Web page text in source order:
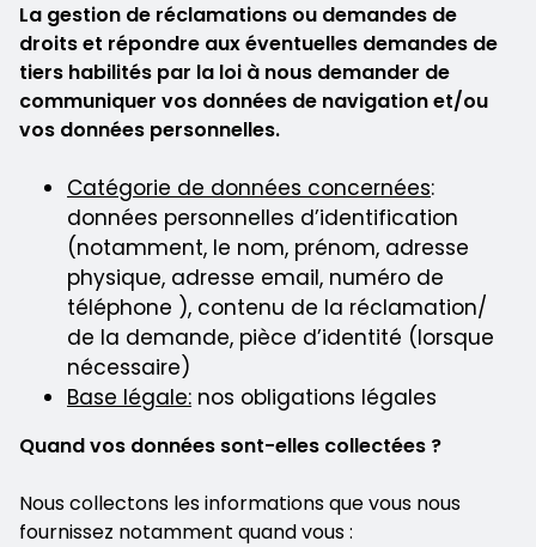
La gestion de réclamations ou demandes de
droits et répondre aux éventuelles demandes de
tiers habilités par la loi à nous demander de
communiquer vos données de navigation et/ou
vos données personnelles.
Catégorie de données concernées:
données personnelles d’identification
(notamment, le nom, prénom, adresse
physique, adresse email, numéro de
téléphone ), contenu de la réclamation/
de la demande, pièce d’identité (lorsque
nécessaire)
Base légale: nos obligations légales
Quand vos données sont-elles collectées ?
Nous collectons les informations que vous nous
fournissez notamment quand vous :